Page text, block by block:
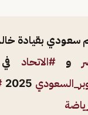
سعودي بقيادة
و#الاتحاد